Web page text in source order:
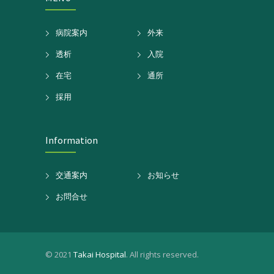
病院案内
外来
透析
入院
在宅
通所
採用
Information
交通案内
お知らせ
お問合せ
© 2021 Takai Hospital. All rights reserved.